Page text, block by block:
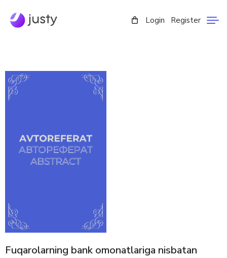
Login Register
Fuqarolarning bank omonatlariga nisbatan